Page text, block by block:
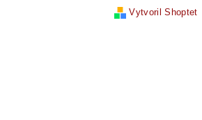
Vytvoril Shoptet